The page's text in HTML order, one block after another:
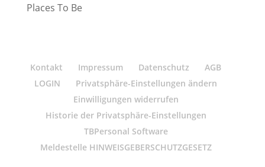
Places To Be
Kontakt Impressum Datenschutz
AGB
LOGIN
Privatsphäre-Einstellungen ändern
Einwilligungen widerrufen
Historie der Privatsphäre-Einstellungen
TBPersonal Software
Meldestelle HINWEISGEBERSCHUTZGESETZ